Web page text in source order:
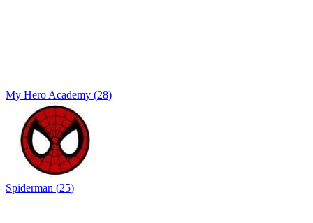
My Hero Academy (28)
Spiderman (25)